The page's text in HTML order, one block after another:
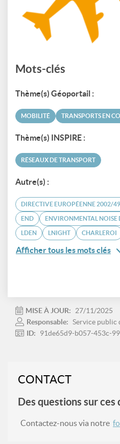
Mots-clés
Thème(s) Géoportail :
MOBILITÉ TRANSPORTS EN
Thème(s) INSPIRE :
RÉSEAUX DE TRANSPORT
Autre(s) :
DIRECTIVE EUROPÉENNE 2002/
END ENVIRONMENTAL NOISE
LDEN LNIGHT CHARLEROI
Afficher tous les mots clés
MISE À JOUR:
27/11/2025
Responsable: Service public
ID:
91de65d9-b057-453c-
CONTACT
Des questions sur ces
Contactez-nous via notre